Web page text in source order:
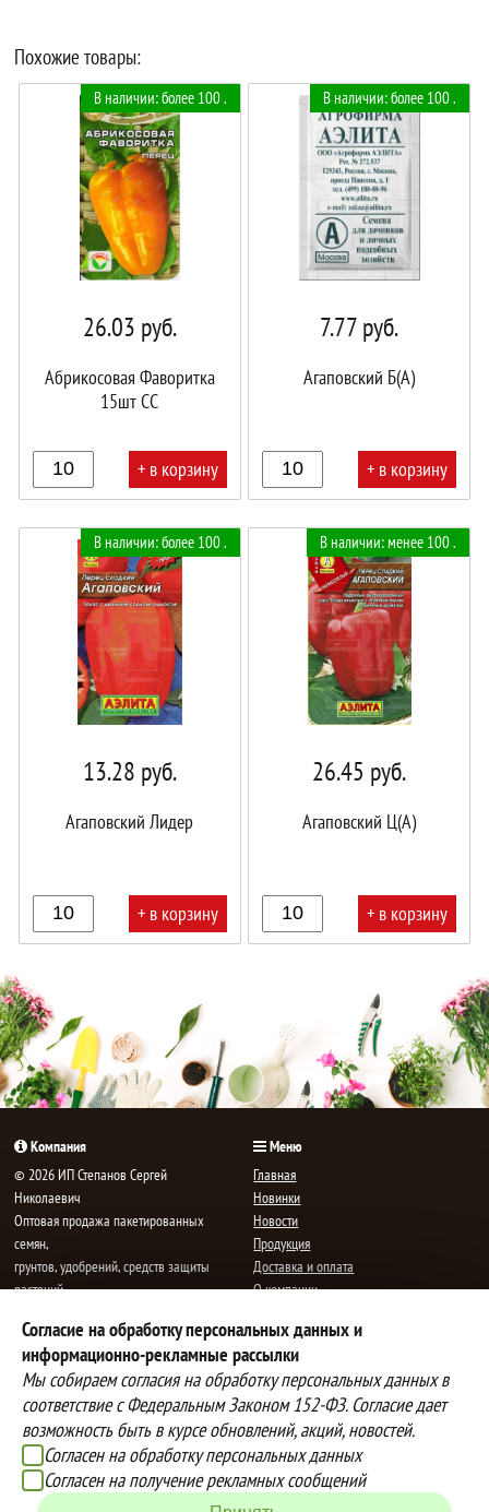
Похожие товары:
В наличии: более 100 .
26.03 руб.
Абрикосовая Фаворитка
15шт СС
+ в корзину
В наличии: более 100 .
7.77руб.
Агаповский Б(А)
+ в корзину
В наличии: более 100 .
13.28 руб.
Агаповский Лидер
+ в корзину
корзине!
В наличии: менее 100 .
26.45 руб.
Агаповский Ц(А)
+ в корзину
Согласие на обработку персональных данных и
информационно-рекламные рассылки
Мы собираем согласия на обработку персональных данных в
соответствие с Федеральным Законом 152-ФЗ. Согласие дает
возможность быть в курсе обновлений, акций, новостей.
Согласен на обработку персональных данных
Согласен на получение рекламных сообщений
Компания
© 2026 ИП Степанов Сергей
Николаевич
Oптовая продажа пакетированных
семян,
грунтов, удобрений, средств защиты
растений.
E-mail:mail@semenauspeha.ru
Телефон: +7 (8352) 28-80-34
Адрес: г. Чебоксары, пр. Мира 76 А
Меню
Главная
Новинки
Новости
Продукция
Доставка и оплата
О компании
Контакты
Способы оплаты
Вы можете оплатить покупки
Доставка
Наша компания осуществляет